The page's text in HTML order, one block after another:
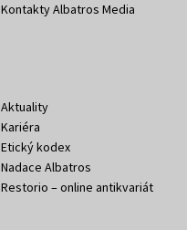
Kontakty Albatros Media
Aktuality
Kariéra
Etický kodex
Nadace Albatros
Restorio – online antikvariát